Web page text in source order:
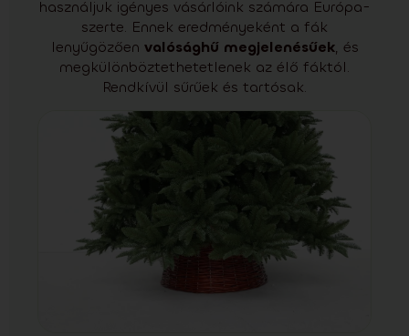
használjuk igényes vásárlóink számára Európa-
szerte. Ennek eredményeként a fák
lenyűgözően valósághű megjelenésűek, és
megkülönböztethetetlenek az élő fáktól.
Rendkívül sűrűek és tartósak.